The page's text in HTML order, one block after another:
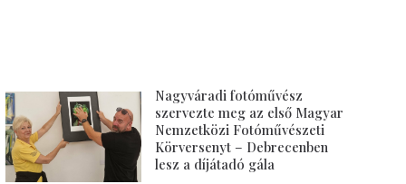
Nagyváradi fotóművész
szervezte meg az első Magyar
Nemzetközi Fotóművészeti
Körversenyt – Debrecenben
lesz a díjátadó gála